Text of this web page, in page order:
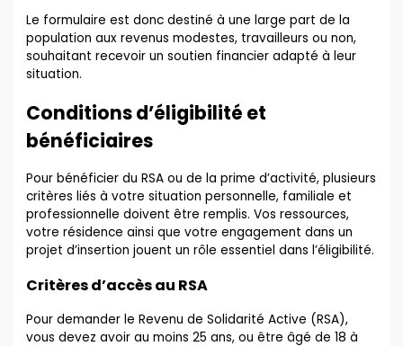
Le formulaire est donc destiné à une large part de la
population aux revenus modestes, travailleurs ou non,
souhaitant recevoir un soutien financier adapté à leur
situation.
Conditions d’éligibilité et
bénéficiaires
Pour bénéficier du RSA ou de la prime d’activité, plusieurs
critères liés à votre situation personnelle, familiale et
professionnelle doivent être remplis. Vos ressources,
votre résidence ainsi que votre engagement dans un
projet d’insertion jouent un rôle essentiel dans l’éligibilité.
Critères d’accès au RSA
Pour demander le Revenu de Solidarité Active (RSA),
vous devez avoir au moins 25 ans, ou être âgé de 18 à